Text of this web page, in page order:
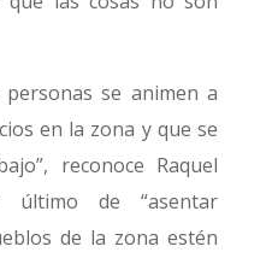
se animen a
en la zona y que se
reconoce Raquel
último de “asentar
de la zona estén